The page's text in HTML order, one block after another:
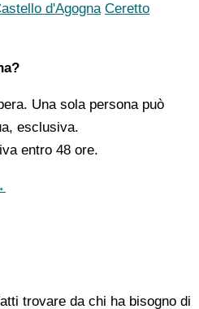
d'Agogna Ceretto
Una sola persona può
esclusiva.
entro 48 ore.
trovare da chi ha bisogno di